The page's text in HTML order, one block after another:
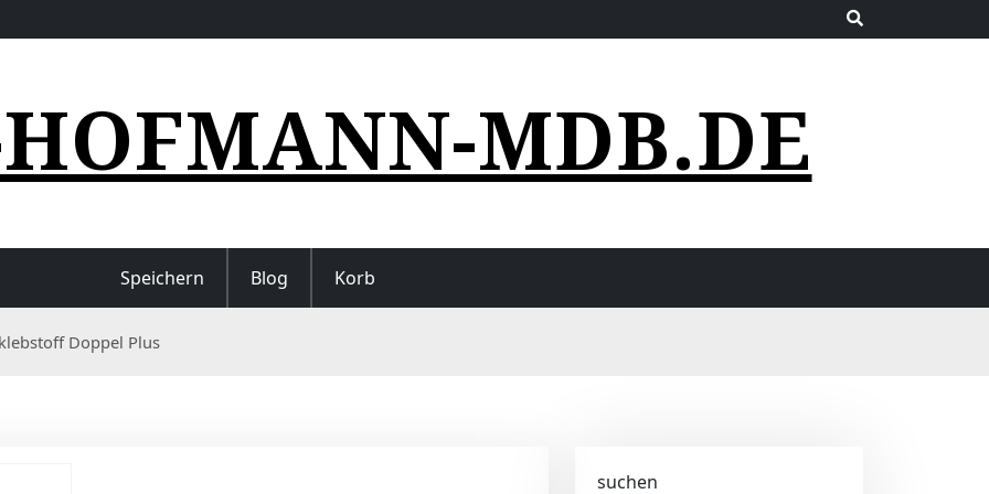
MDB.DE
Speichern Blog Korb
Doppel Plus
suchen